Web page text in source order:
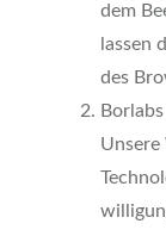
dem
las­sen
des